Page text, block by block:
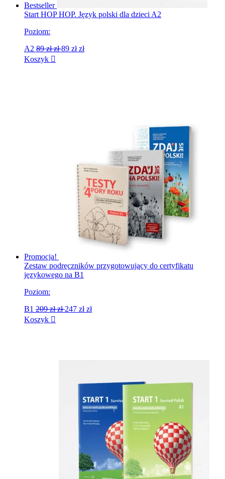
Bestseller
Start HOP HOP. Język polski dla dzieci A2
Poziom:
A2 89 złzł 89 złzł
Koszyk
Promocja!
Zestaw podręczników przygotowujący do certyfikatu
językowego na B1
Poziom:
B1 209 złzł 247 złzł
Koszyk